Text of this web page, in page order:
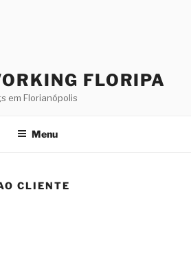
FLORIPA
em Florianópolis
Menu
CLIENTE